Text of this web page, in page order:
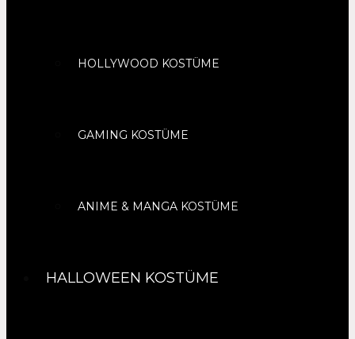
HOLLYWOOD KOSTÜME
GAMING KOSTÜME
ANIME & MANGA KOSTÜME
HALLOWEEN KOSTÜME